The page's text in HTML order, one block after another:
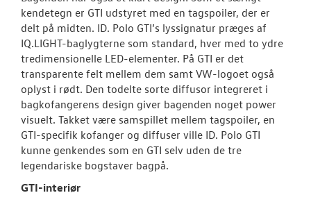
kendetegn er GTI udstyret med en tagspoiler, der er
delt på midten. ID. Polo GTI’s lyssignatur præges af
IQ.LIGHT-baglygterne som standard, hver med to ydre
tredimensionelle LED-elementer. På GTI er det
transparente felt mellem dem samt VW-logoet også
oplyst i rødt. Den todelte sorte diffusor integreret i
bagkofangerens design giver bagenden noget power
visuelt. Takket være samspillet mellem tagspoiler, en
GTI-specifik kofanger og diffuser ville ID. Polo GTI
kunne genkendes som en GTI selv uden de tre
legendariske bogstaver bagpå.
GTI-interiør